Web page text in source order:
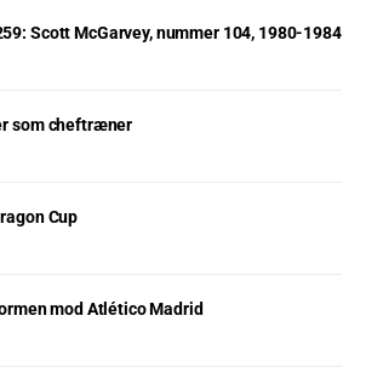
Scott McGarvey, nummer 104, 1980-1984
som cheftræner
Cup
mod Atlético Madrid